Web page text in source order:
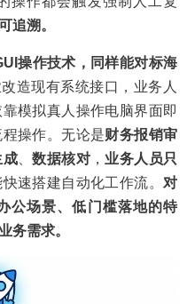
追溯。
操作技术，同样能对标海
造现有系统接口，业务人
模拟真人操作电脑界面即
操作。无论是财务报销审
成 、数据核对 ，业务人员只
快速搭建自动化工作流。 对
公场景、低门槛落地的特
务需求。